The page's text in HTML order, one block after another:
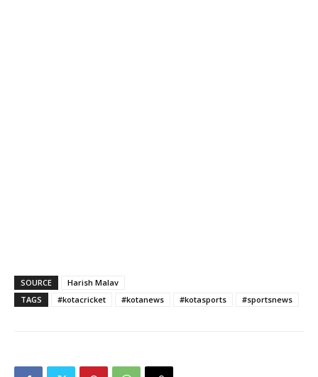
SOURCE
Harish Malav
TAGS
#kotacricket #kotanews #kotasports #sportsnews